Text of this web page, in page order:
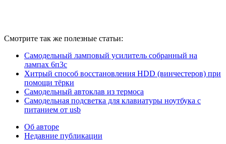
Смотрите так же полезные статьи:
Самодельный ламповый усилитель собранный на
лампах 6п3с
Хитрый способ восстановления HDD (винчестеров) при
помощи тёрки
Самодельный автоклав из термоса
Самодельная подсветка для клавиатуры ноутбука с
питанием от usb
Об авторе
Недавние публикации